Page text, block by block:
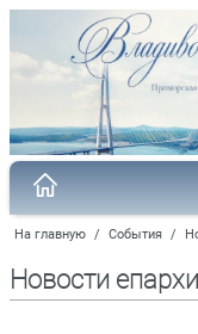
На главную / События /
Новости